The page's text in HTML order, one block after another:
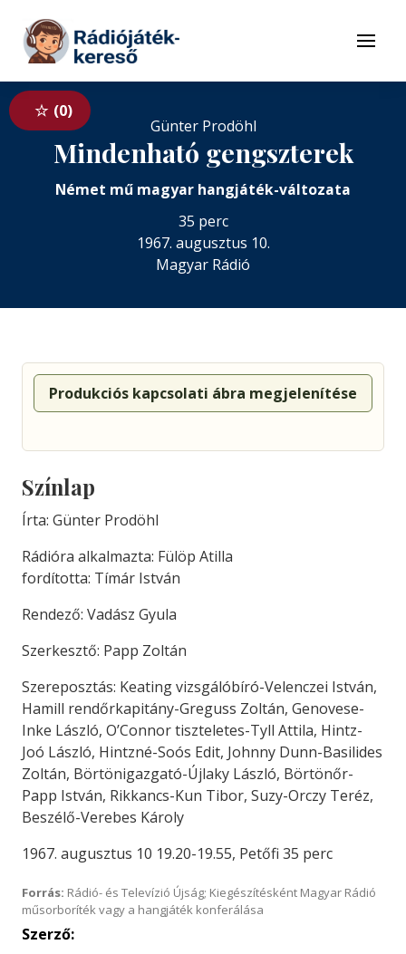
Tovább a tartalomhoz
Menü
0
Günter Prodöhl
Mindenható gengszterek
Német mű magyar hangjáték-változata
35 perc
1967. augusztus 10.
Magyar Rádió
Produkciós kapcsolati ábra megjelenítése
Színlap
Írta: Günter Prodöhl
Rádióra alkalmazta: Fülöp Atilla
fordította: Tímár István
Rendező: Vadász Gyula
Szerkesztő: Papp Zoltán
Szereposztás: Keating vizsgálóbíró-Velenczei István,
Hamill rendőrkapitány-Greguss Zoltán, Genovese-
Inke László, O’Connor tiszteletes-Tyll Attila, Hintz-
Joó László, Hintzné-Soós Edit, Johnny Dunn-Basilides
Zoltán, Börtönigazgató-Újlaky László, Börtönőr-
Papp István, Rikkancs-Kun Tibor, Suzy-Orczy Teréz,
Beszélő-Verebes Károly
1967. augusztus 10 19.20-19.55, Petőfi 35 perc
Forrás: Rádió- és Televízió Újság; Kiegészítésként Magyar Rádió
műsorboríték vagy a hangjáték konferálása
Szerző: